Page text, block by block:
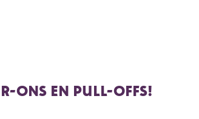
ONS EN PULL-OFFS!